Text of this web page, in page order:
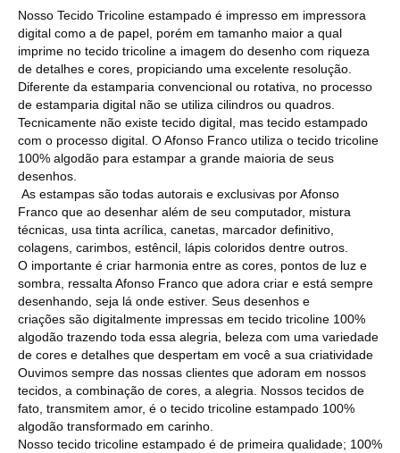
Nosso Tecido Tricoline estampado é impresso em impressora
digital como a de papel, porém em tamanho maior a qual
imprime no tecido tricoline a imagem do desenho com riqueza
de detalhes e cores, propiciando uma excelente resolução.
Diferente da estamparia convencional ou rotativa, no processo
de estamparia digital não se utiliza cilindros ou quadros.
Tecnicamente não existe tecido digital, mas tecido estampado
com o processo digital. O Afonso Franco utiliza o tecido tricoline
100% algodão para estampar a grande maioria de seus
desenhos.
As estampas são todas autorais e exclusivas por Afonso
Franco que ao desenhar além de seu computador, mistura
técnicas, usa tinta acrílica, canetas, marcador definitivo,
colagens, carimbos, estêncil, lápis coloridos dentre outros.
O importante é criar harmonia entre as cores, pontos de luz e
sombra, ressalta Afonso Franco que adora criar e está sempre
desenhando, seja lá onde estiver. Seus desenhos e
criações são digitalmente impressas em tecido tricoline 100%
algodão trazendo toda essa alegria, beleza com uma variedade
de cores e detalhes que despertam em você a sua criatividade
Ouvimos sempre das nossas clientes que adoram em nossos
tecidos, a combinação de cores, a alegria. Nossos tecidos de
fato, transmitem amor, é o tecido tricoline estampado 100%
algodão transformado em carinho.
Nosso tecido tricoline estampado é de primeira qualidade; 100%